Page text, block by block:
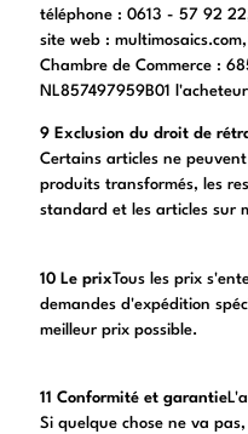
téléphone : 0613 - 57 92
site web :
Chambre de Commerce :
NL857497959B01
9 Exclusion du droit de
Certains articles ne
produits transformés, les
standard et les articles sur
10 Le prixTous les prix
demandes d'expédition
meilleur prix possible.
11 Conformité et garantie
Si quelque chose ne va